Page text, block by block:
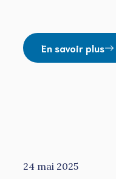
En savoir plus
24 mai 2025